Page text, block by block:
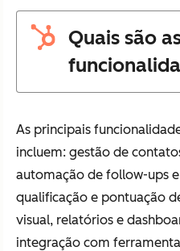
Quais são
As principais
incluem: gestão de
automação de follow-ups
qualificação e pontuação
visual, relatórios e
integração com